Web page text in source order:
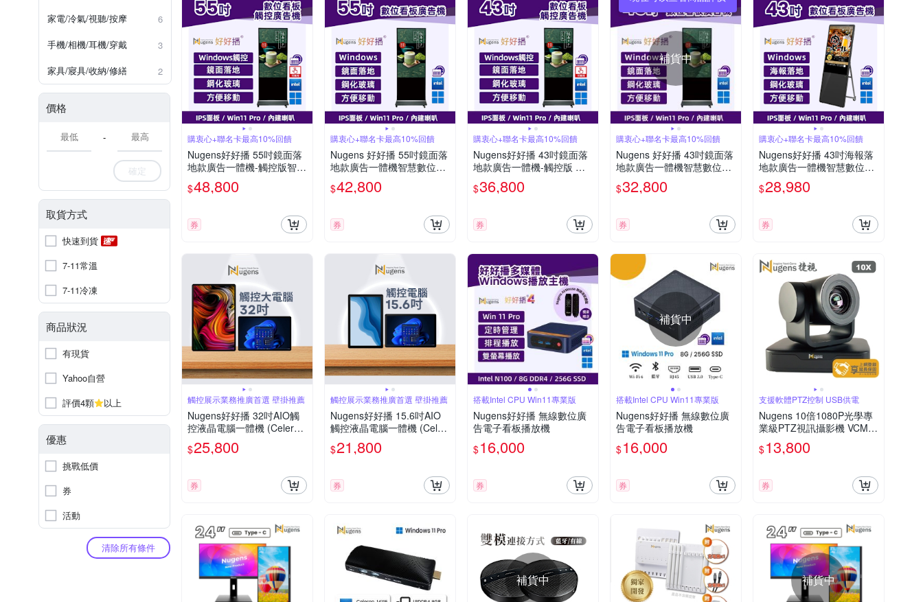
家電/冷氣/視聽/按摩
6
手機/相機/耳機/穿戴
3
家具/寢具/收納/修繕
2
價格
-
確定
取貨方式
快速到貨
7-11常溫
7-11冷凍
商品狀況
有現貨
Yahoo自營
評價4顆
以上
優惠
挑戰低價
券
活動
清除所有條件
購衷心+聯名卡最高10%回饋
Nugens好好播 55吋鏡面落
地款廣告一體機-觸控版智慧
數位廣告看板電子海報
$48,800
券
購衷心+聯名卡最高10%回饋
Nugens 好好播 55吋鏡面落
地款廣告一體機智慧數位廣
告看板電子海報
$42,800
券
購衷心+聯名卡最高10%回饋
Nugens好好播 43吋鏡面落
地款廣告一體機-觸控版 智
慧數位廣告看板電子海報
$36,800
券
補貨中
購衷心+聯名卡最高10%回饋
Nugens 好好播 43吋鏡面落
地款廣告一體機智慧數位廣
告看板電子海報
$32,800
券
購衷心+聯名卡最高10%回饋
Nugens好好播 43吋海報落
地款廣告一體機智慧數位廣
告看板電子海報
$28,980
券
觸控展示業務推廣首選 壁掛推薦
Nugens好好播 32吋AIO觸
控液晶電腦一體機 (Celeron
J6412/8G/128GB SSD/W1
1P)
$25,800
券
觸控展示業務推廣首選 壁掛推薦
Nugens好好播 15.6吋AIO
觸控液晶電腦一體機 (Celer
on J6412/8G/128GB SSD/
W11P)
$21,800
券
搭載Intel CPU Win11專業版
Nugens好好播 無線數位廣
告電子看板播放機
$16,000
券
補貨中
搭載Intel CPU Win11專業版
Nugens好好播 無線數位廣
告電子看板播放機
$16,000
券
支援軟體PTZ控制 USB供電
Nugens 10倍1080P光學專
業級PTZ視訊攝影機 VCM1
000
$13,800
券
補貨中 補貨中